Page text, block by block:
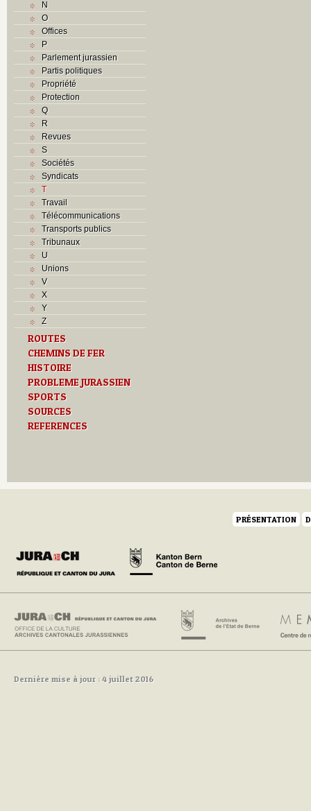
N
O
Offices
P
Parlement jurassien
Partis politiques
Propriété
Protection
Q
R
Revues
S
Sociétés
Syndicats
T
Travail
Télécommunications
Transports publics
Tribunaux
U
Unions
V
X
Y
Z
ROUTES
CHEMINS DE FER
HISTOIRE
PROBLEME JURASSIEN
SPORTS
SOURCES
REFERENCES
PRÉSENTATION
Dernière mise à jour : 4 juillet 2016